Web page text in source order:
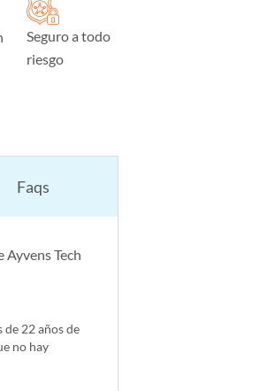
Seguro a todo
riesgo
Faqs
Tech
22 años de
no hay